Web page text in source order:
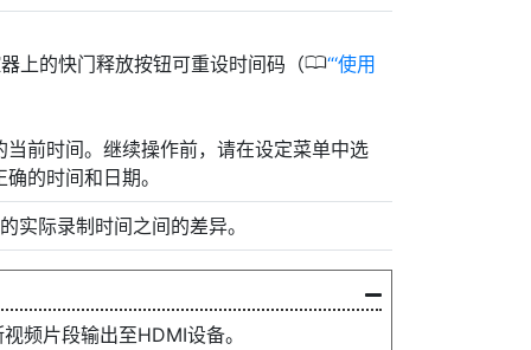
上的快门释放按钮可重设时间码（0 ‘使用
前时间。继续操作前，请在设定菜单中选
的时间和日期。
际录制时间之间的差异。
频片段输出至HDMI设备。